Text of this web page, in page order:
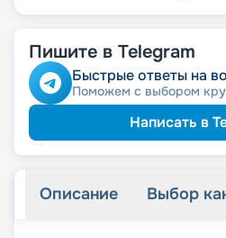
Пишите в Telegram
Быстрые ответы на
Поможем с выбором
Написать в
Описание Выбор